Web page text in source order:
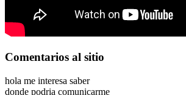
Comentarios al sitio
hola me interesa saber
donde podria comunicarme